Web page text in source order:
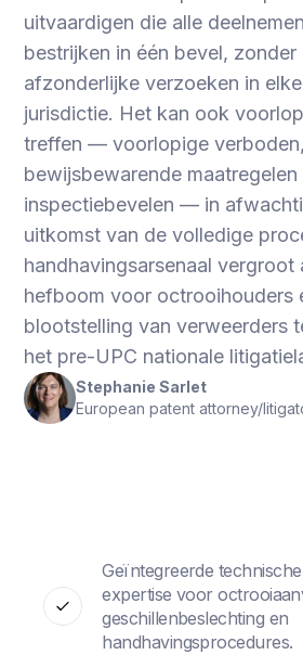
uitvaardigen die alle
bestrijken in één bevel,
afzonderlijke verzoeken in
jurisdictie. Het kan ook
treffen — voorlopige verboden,
bewijsbewarende maatregelen
inspectiebevelen — in
uitkomst van de volledige
handhavingsarsenaal vergroot
hefboom voor octrooihouders
blootstelling van verweerders
het pre-UPC nationale
Stephanie Sarlet
European patent attorney/
Geïntegreerde
expertise voor
geschillenbeslechting en
handhavingsprocedures.